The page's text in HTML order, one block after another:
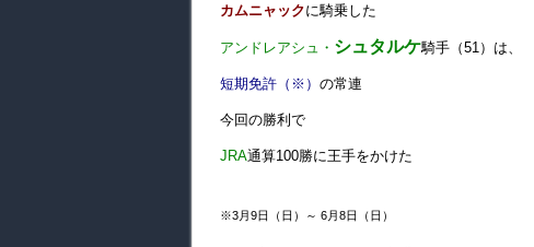
カムニャックに騎乗した
アンドレアシュ・ シュタルケ騎手（51）は、
短期免許（※） の常連
今回の勝利で
JRA通算100勝に王手をかけた
※3月9日（日）～ 6月8日（日）